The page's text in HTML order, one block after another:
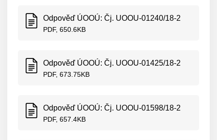
Odpověď ÚOOÚ: Čj. UOOU-01240/18-2
PDF, 650.6KB
Odpověď ÚOOÚ: Čj. UOOU-01425/18-2
PDF, 673.75KB
Odpověď ÚOOÚ: Čj. UOOU-01598/18-2
PDF, 657.4KB